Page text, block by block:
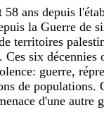
ans depuis
la Guerre de
territoires
six décennies
guerre,
de populations.
d'une autre